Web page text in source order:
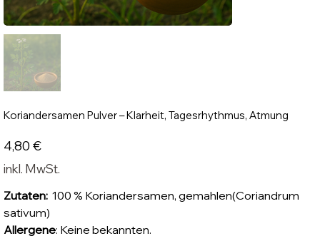
Koriandersamen Pulver – Klarheit, Tagesrhythmus, Atmung
Preis
4,80 €
inkl. MwSt.
Zutaten: 100 % Koriandersamen, gemahlen(Coriandrum
sativum)
Allergene: Keine bekannten.